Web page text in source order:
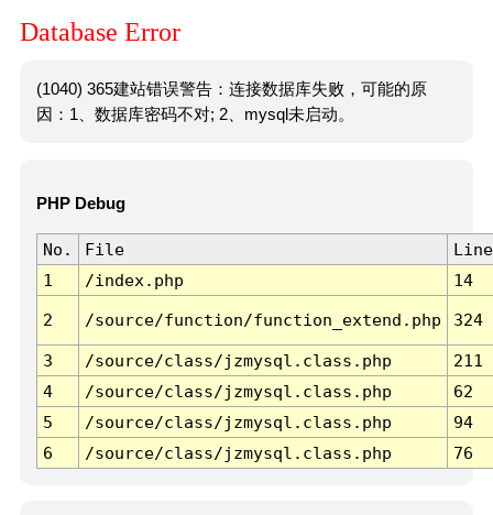
Database Error
(1040) 365建站错误警告：连接数据库失败，可能的原
因：1、数据库密码不对; 2、mysql未启动。
PHP Debug
No. File
Line
1
/index.php 14
2 /source/function/function_extend.php 324
3 /source/class/jzmysql.class.php
211
4
/source/class/jzmysql.class.php
62
5
/source/class/jzmysql.class.php
94
6
/source/class/jzmysql.class.php 76